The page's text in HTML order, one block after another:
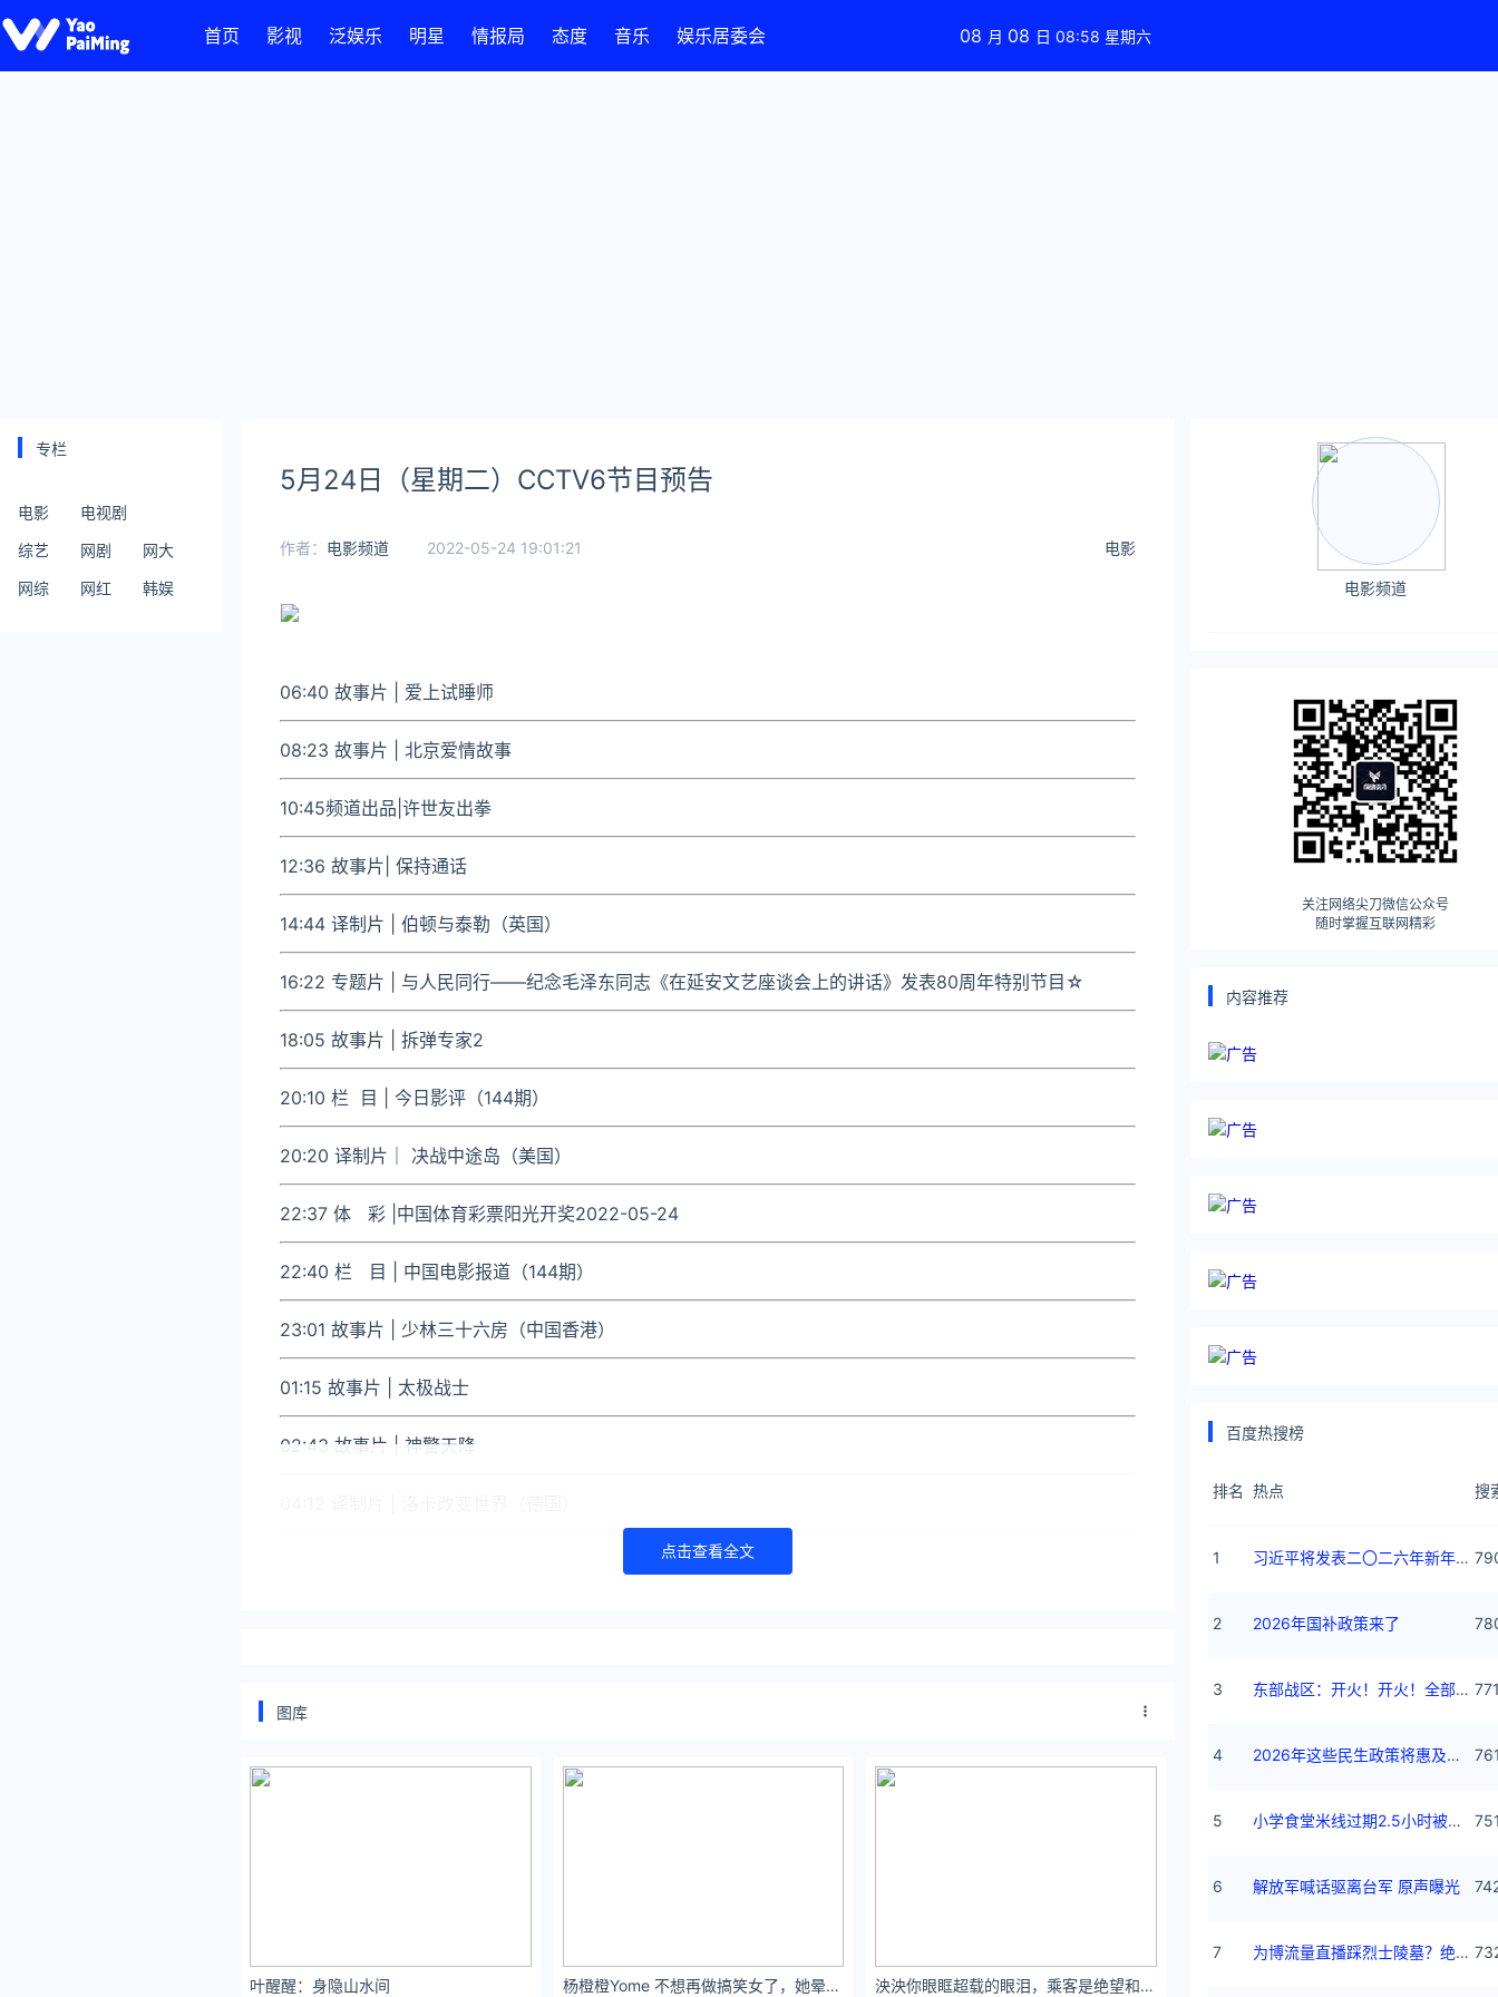
首页 影视 泛娱乐 明星 情报局 态度 音乐 娱乐居委会 08 月 08 日 08:58 星期六
专栏
电影
电视剧
综艺
网剧
网大
网综
网红 韩娱
5月24日（星期二）CCTV6节目预告
电影
作者： 电影频道 2022-05-24 19:01:21
06:40 故事片 | 爱上试睡师
08:23 故事片 | 北京爱情故事
10:45频道出品 |许世友出拳
12:36 故事片 | 保持通话
14:44 译制片 | 伯顿与泰勒（英国）
16:22 专题片 | 与人民同行——纪念毛泽东同志《在延安文艺座谈会上的讲话》发表80周年特别节目 ☆
18:05 故事片 | 拆弹专家2
20:10 栏 目 | 今日影评（144期）
20:20 译制片｜ 决战中途岛（美国）
22:37 体 彩 |中国体育彩票阳光开奖2022-05-24
22:40 栏 目 | 中国电影报道（144期）
23:01 故事片 | 少林三十六房（中国香港）
01:15 故事片 | 太极战士
02:43 故事片 | 神警天降
本文由电影频道 发表，转载此文章须经作者同意，并请附上出处( 文娱排行榜 )及本页链接。
点击查看全文
图库
叶醒醒：身隐山水间 杨橙橙Yome 不想再做搞笑女了，她晕倒你公主抱，我晕倒你叫我别躺地上睡觉 泱泱你眼眶超载的眼泪，乘客是绝望和心碎。
电影频道
关注网络尖刀微信公众号
随时掌握互联网精彩
内容推荐
百度热搜榜
排名 热点 搜
1 习近平将发表二〇二六年新年贺词
2 2026年国补政策来了
3 东部战区：开火！开火！全部命中！
4 2026年这些民生政策将惠及百姓
5 小学食堂米线过期2.5小时被罚5万
6 解放军喊话驱离台军 原声曝光
7 为博流量直播踩烈士陵墓？绝不姑息